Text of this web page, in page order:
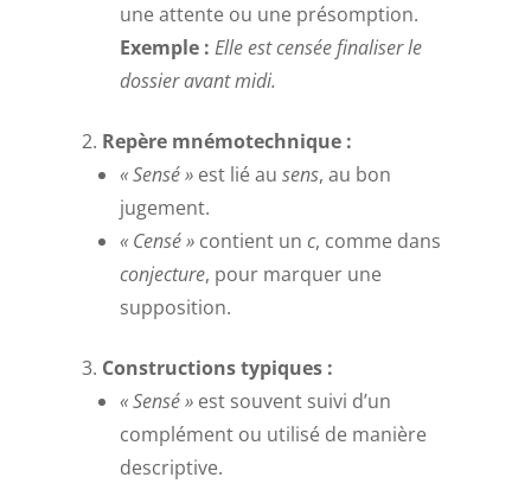
une attente ou une présomption.
Exemple : Elle est censée finaliser le
dossier avant midi.
Repère mnémotechnique :
« Sensé »est lié au sens, au bon
jugement.
« Censé »contient un c, comme dans
conjecture, pour marquer une
supposition.
Constructions typiques :
« Sensé »est souvent suivi d’un
complément ou utilisé de manière
descriptive.